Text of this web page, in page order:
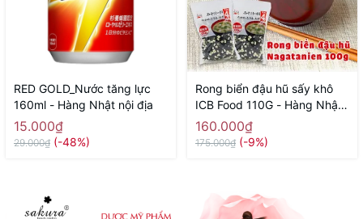
RED GOLD_Nước tăng lực
160ml - Hàng Nhật nội địa
15.000₫
29.000₫ (-48%)
Rong biển đậu hũ sấy khô
ICB Food 110G - Hàng Nhật
nội địa
160.000₫
175.000₫ (-9%)